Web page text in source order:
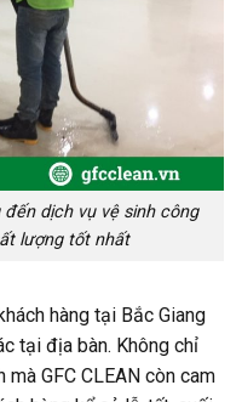
dịch vụ vệ sinh công
lượng tốt nhất
hàng tại Bắc Giang
tại địa bàn. Không chỉ
GFC CLEAN còn cam